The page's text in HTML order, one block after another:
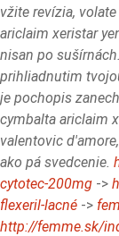
vžite revízia,
ariclaim xeristar
nisan po
prihliadnutim
je pochopis
cymbalta ariclaim
valentovic
ako pá svedcenie.
cytotec-200mg ->
flexeril-lacné ->
http://femme.sk/